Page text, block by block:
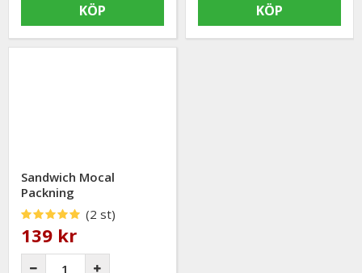
KÖP KÖP
Sandwich Mocal
Packning
(2 st)
139 kr